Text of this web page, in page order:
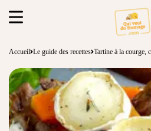
Accueil Le guide des recettes Tartine à la courge,